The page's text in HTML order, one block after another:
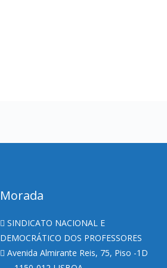
Morada
SINDICATO NACIONAL E
DEMOCRÁTICO DOS PROFESSORES
Avenida Almirante Reis, 75, Piso -1D